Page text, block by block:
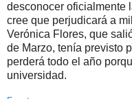
desconocer oficialmente
cree que perjudicará a
Verónica Flores, que
de Marzo, tenía previsto
perderá todo el año
universidad.